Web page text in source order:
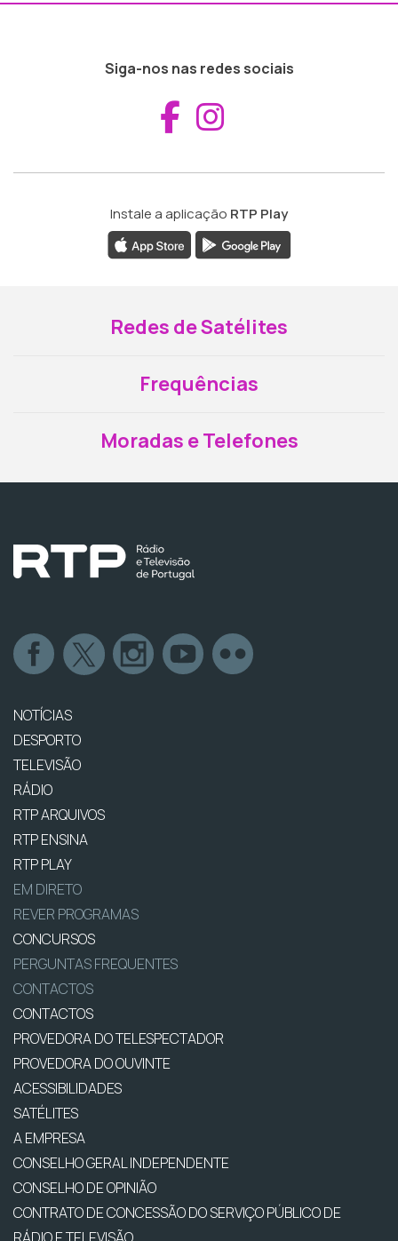
Siga-nos nas redes sociais
Aceder ao
Instale a aplicação RTP Play
Redes de Satélites
Frequências
Moradas e Telefones
NOTÍCIAS
DESPORTO
TELEVISÃO
RÁDIO
RTP ARQUIVOS
RTP ENSINA
RTP PLAY
EM DIRETO
REVER PROGRAMAS
CONCURSOS
PERGUNTAS FREQUENTES
CONTACTOS
CONTACTOS
PROVEDORA DO TELESPECTADOR
PROVEDORA DO OUVINTE
ACESSIBILIDADES
SATÉLITES
A EMPRESA
CONSELHO GERAL INDEPENDENTE
CONSELHO DE OPINIÃO
CONTRATO DE CONCESSÃO DO SERVIÇO PÚBLICO DE